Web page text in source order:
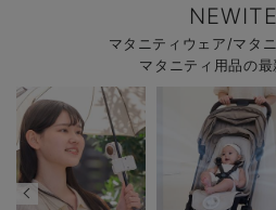
マタニティウェア/マタ
マタニティ用品の最